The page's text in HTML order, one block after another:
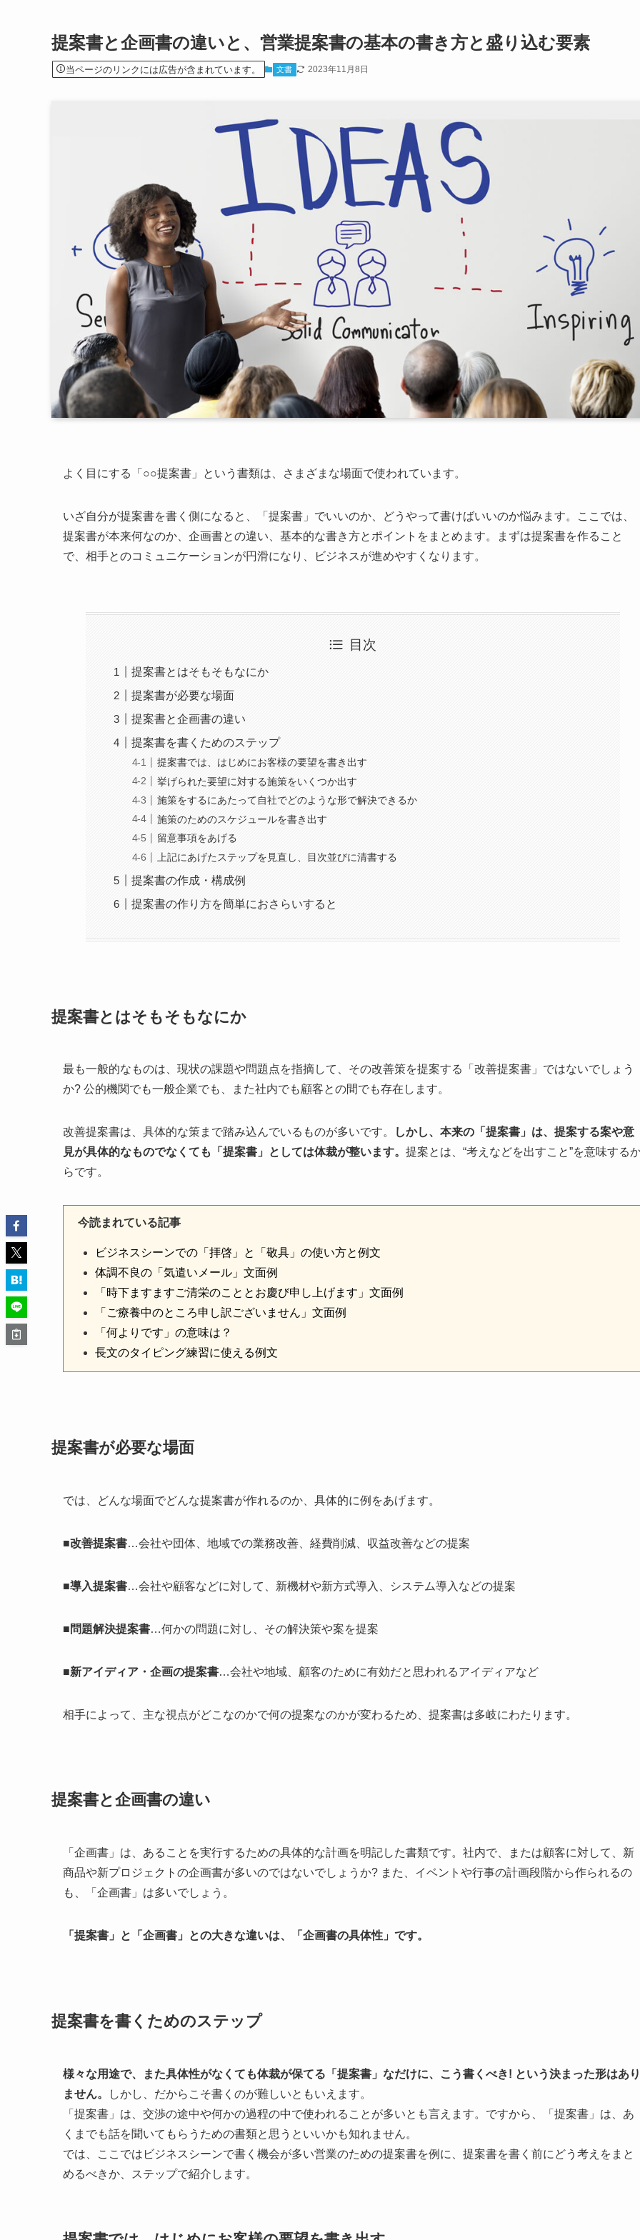
提案書と企画書の違いと、営業提案書の基本の書き方と盛り込む要素
当ページのリンクには広告が含まれています。 文書 2023年11月8日
よく目にする「○○提案書」という書類は、さまざまな場面で使われています。
いざ自分が提案書を書く側になると、「提案書」でいいのか、どうやって書けばいいのか悩みます。ここでは、
提案書が本来何なのか、企画書との違い、基本的な書き方とポイントをまとめます。まずは提案書を作ること
で、相手とのコミュニケーションが円滑になり、ビジネスが進めやすくなります。
目次
提案書とはそもそもなにか
提案書が必要な場面
提案書と企画書の違い
提案書を書くためのステップ
提案書では、はじめにお客様の要望を書き出す
挙げられた要望に対する施策をいくつか出す
施策をするにあたって自社でどのような形で解決できるか
施策のためのスケジュールを書き出す
留意事項をあげる
上記にあげたステップを見直し、目次並びに清書する
提案書の作成・構成例
提案書の作り方を簡単におさらいすると
提案書とはそもそもなにか
最も一般的なものは、現状の課題や問題点を指摘して、その改善策を提案する「改善提案書」ではないでしょう
か? 公的機関でも一般企業でも、また社内でも顧客との間でも存在します。
改善提案書は、具体的な策まで踏み込んでいるものが多いです。
しかし、本来の「提案書」は、提案する案や意
見が具体的なものでなくても「提案書」としては体裁が整います。 提案とは、“考えなどを出すこと”を意味する
らです。
今読まれている記事
ビジネスシーンでの「拝啓」と「敬具」の使い方と例文
体調不良の「気遣いメール」文面例
「時下ますますご清栄のこととお慶び申し上げます」文面例
「ご療養中のところ申し訳ございません」文面例
「何よりです」の意味は？
長文のタイピング練習に使える例文
提案書が必要な場面
では、どんな場面でどんな提案書が作れるのか、具体的に例をあげます。
■改善提案書…会社や団体、地域での業務改善、経費削減、収益改善などの提案
■導入提案書…会社や顧客などに対して、新機材や新方式導入、システム導入などの提案
■問題解決提案書…何かの問題に対し、その解決策や案を提案
■新アイディア・企画の提案書…会社や地域、顧客のために有効だと思われるアイディアなど
相手によって、主な視点がどこなのかで何の提案なのかが変わるため、提案書は多岐にわたります。
提案書と企画書の違い
「企画書」は、あることを実行するための具体的な計画を明記した書類です。社内で、または顧客に対して、新
商品や新プロジェクトの企画書が多いのではないでしょうか? また、イベントや行事の計画段階から作られるの
も、「企画書」は多いでしょう。
「提案書」と「企画書」との大きな違いは、「企画書の具体性」です。
提案書を書くためのステップ
様々な用途で、また具体性がなくても体裁が保てる「提案書」なだけに、こう書くべき! という決まった形はあり
ません。
しかし、だからこそ書くのが難しいともいえます。
「提案書」は、交渉の途中や何かの過程の中で使われることが多いとも言えます。ですから、「提案書」は、あ
くまでも話を聞いてもらうための書類と思うといいかも知れません。
では、ここではビジネスシーンで書く機会が多い営業のための提案書を例に、提案書を書く前にどう考えをまと
めるべきか、ステップで紹介します。